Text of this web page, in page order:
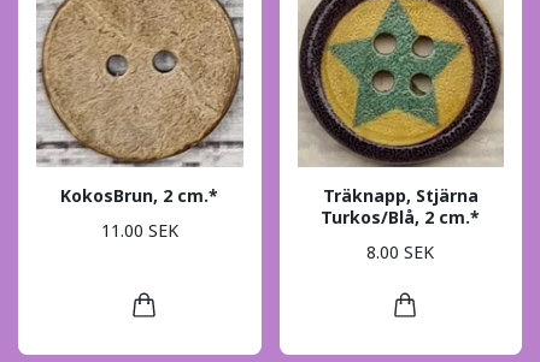
KokosBrun, 2 cm.*
11.00 SEK
Träknapp, Stjärna
Turkos/Blå, 2 cm.*
8.00 SEK